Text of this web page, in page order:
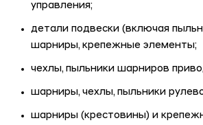
управления;
детали подвески (включая
шарниры, крепежные элементы;
чехлы, пыльники шарниров
шарниры, чехлы, пыльники
шарниры (крестовины) и